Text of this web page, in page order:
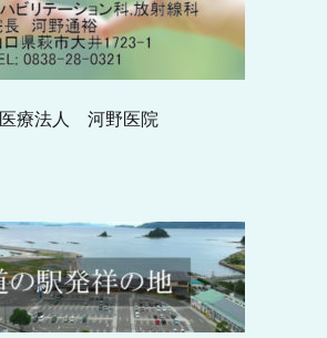
医療法人 河野医院